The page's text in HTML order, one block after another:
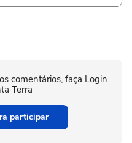
comentários, faça Login
Terra
participar